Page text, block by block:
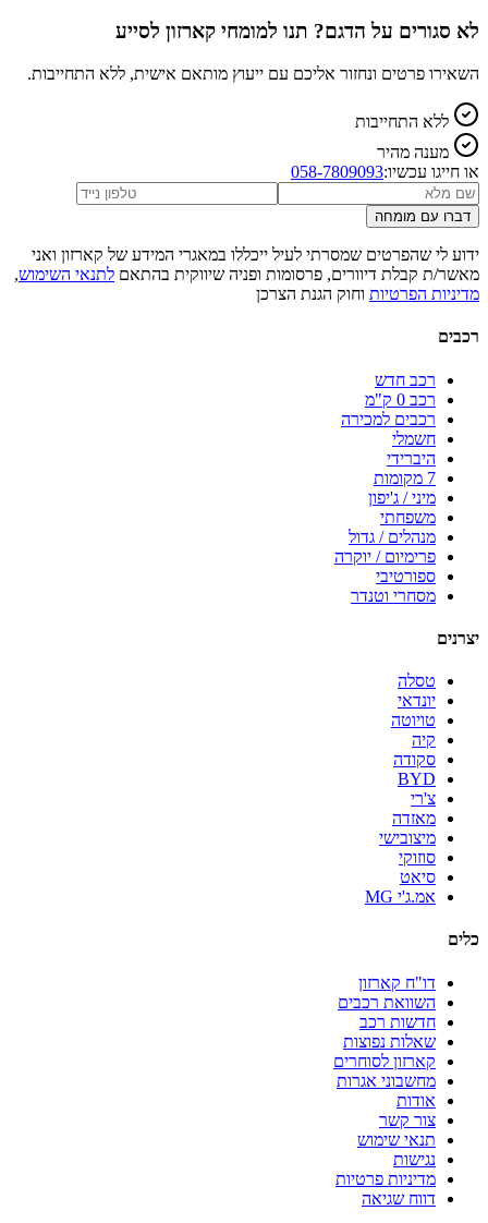
לא סגורים על הדגם? תנו למומחי קארזון לסייע
השאירו פרטים ונחזור אליכם עם ייעוץ מותאם אישית, ללא התחייבות.
ללא התחייבות
מענה מהיר
או חייגו עכשיו:058-7809093
דברו עם מומחה
ידוע לי שהפרטים שמסרתי לעיל ייכללו במאגרי המידע של קארזון ואני
מאשר/ת קבלת דיוורים, פרסומות ופניה שיווקית בהתאם לתנאי השימוש,
מדיניות הפרטיות וחוק הגנת הצרכן
רכבים
רכב חדש
רכב 0 ק"מ
רכבים למכירה
חשמלי
היברידי
7 מקומות
מיני / ג'יפון
משפחתי
מנהלים / גדול
פרימיום / יוקרה
ספורטיבי
מסחרי וטנדר
יצרנים
טסלה
יונדאי
טויוטה
קיה
סקודה
BYD
צ'רי
מאזדה
מיצובישי
סוזוקי
סיאט
אמ.ג'י MG
כלים
דו"ח קארזון
השוואת רכבים
חדשות רכב
שאלות נפוצות
קארזון לסוחרים
מחשבוני אגרות
אודות
צור קשר
תנאי שימוש
נגישות
מדיניות פרטיות
דווח שגיאה